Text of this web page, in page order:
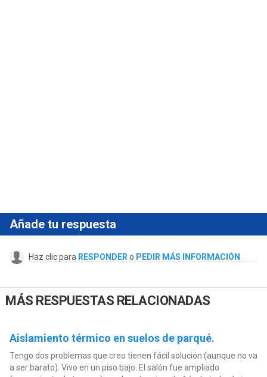
Añade tu respuesta
Haz clic para RESPONDER o PEDIR MÁS INFORMACIÓN
MÁS RESPUESTAS RELACIONADAS
Aislamiento térmico en suelos de parqué.
Tengo dos problemas que creo tienen fácil solución (aunque no va
a ser barato). Vivo en un piso bajo. El salón fue ampliado